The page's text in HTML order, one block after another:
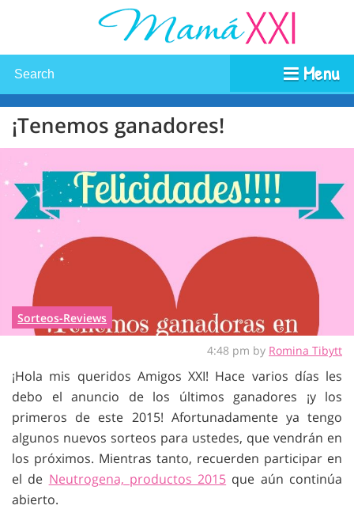
Menu
¡Tenemos ganadores!
Sorteos-Reviews
4:48 pm by Romina Tibytt
¡Hola mis queridos Amigos XXI! Hace varios días les
debo el anuncio de los últimos ganadores ¡y los
primeros de este 2015! Afortunadamente ya tengo
algunos nuevos sorteos para ustedes, que vendrán en
los próximos. Mientras tanto, recuerden participar en
el de Neutrogena, productos 2015 que aún continúa
abierto.